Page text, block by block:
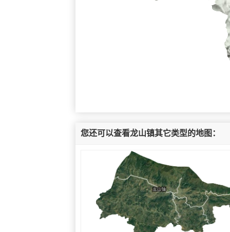
您还可以查看龙山镇其它类型的地图：